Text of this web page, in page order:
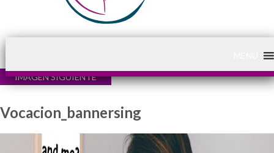
IMAGEN SIGUIENTE
Vocacion_bannersing